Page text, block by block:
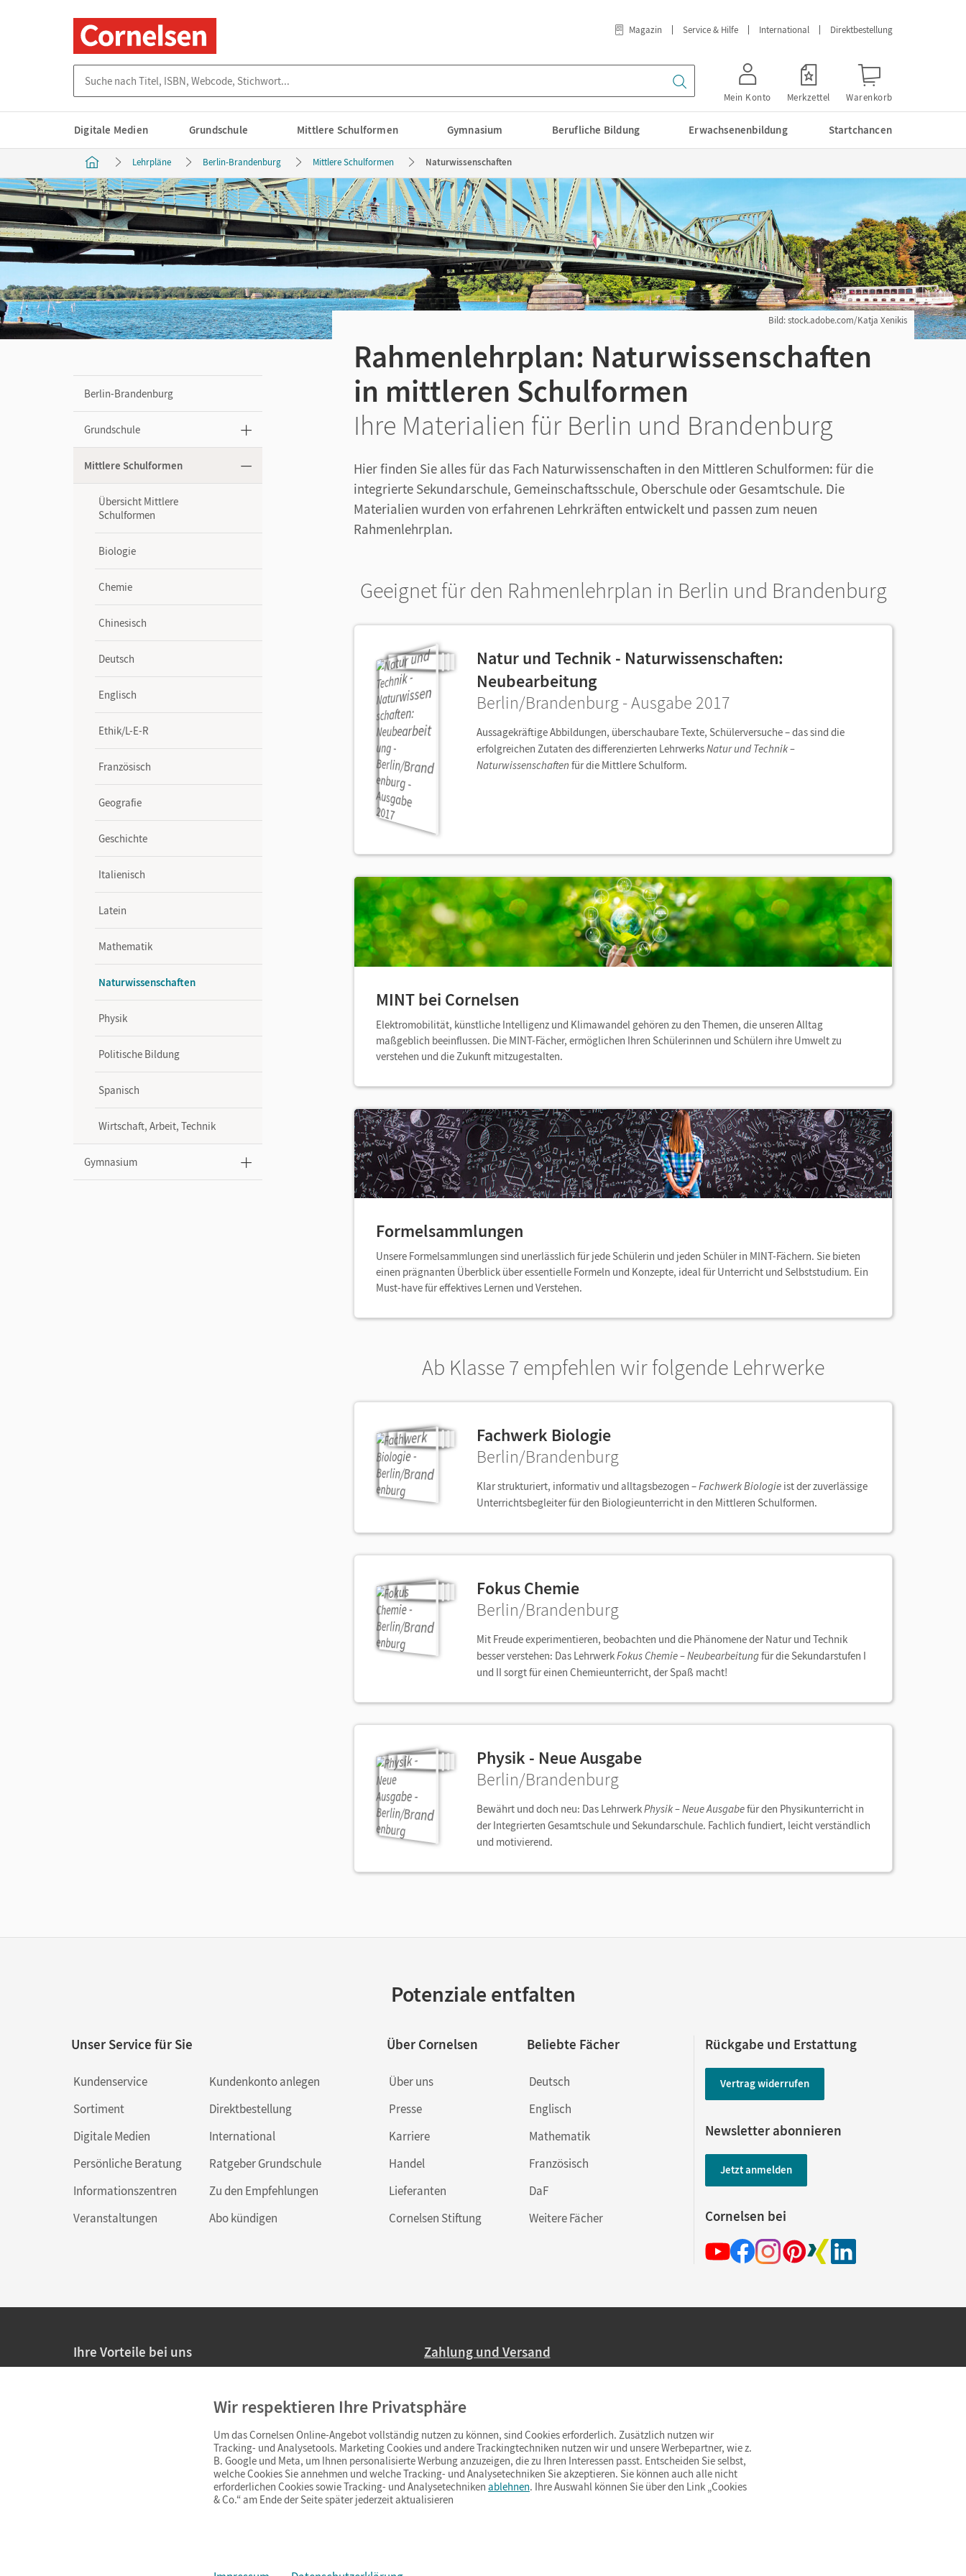
Magazin Service & Hilfe International Direktbestellung
Mein Konto Merkzettel Warenkorb
Digitale Medien Grundschule Mittlere Schulformen Gymnasium Berufliche Bildung Erwachsenenbildung Startchancen
Lehrpläne Berlin-Brandenburg Mittlere Schulformen Naturwissenschaften
Berlin-Brandenburg
Grundschule
Mittlere Schulformen
Übersicht Mittlere
Schulformen
Biologie
Chemie
Chinesisch
Deutsch
Englisch
Ethik/L-E-R
Französisch
Geografie
Geschichte
Italienisch
Latein
Mathematik
Naturwissenschaften
Physik
Politische Bildung
Spanisch
Wirtschaft, Arbeit, Technik
Gymnasium
Bild: stock.adobe.com/Katja Xenikis
Rahmenlehrplan: Naturwissenschaften
in mittleren Schulformen
Ihre Materialien für Berlin und Brandenburg
Hier finden Sie alles für das Fach Naturwissenschaften in den Mittleren Schulformen: für die
integrierte Sekundarschule, Gemeinschaftsschule, Oberschule oder Gesamtschule. Die
Materialien wurden von erfahrenen Lehrkräften entwickelt und passen zum neuen
Rahmenlehrplan.
Geeignet für den Rahmenlehrplan in Berlin und Brandenburg
Natur und Technik - Naturwissenschaften:
Neubearbeitung
Berlin/Brandenburg - Ausgabe 2017
Aussagekräftige Abbildungen, überschaubare Texte, Schülerversuche – das sind die
erfolgreichen Zutaten des differenzierten LehrwerksNatur und Technik –
Naturwissenschaften für die Mittlere Schulform.
MINT bei Cornelsen
Elektromobilität, künstliche Intelligenz und Klimawandel gehören zu den Themen, die unseren Alltag
maßgeblich beeinflussen. Die MINT-Fächer, ermöglichen Ihren Schülerinnen und Schülern ihre Umwelt zu
verstehen und die Zukunft mitzugestalten.
Formelsammlungen
Unsere Formelsammlungen sind unerlässlich für jede Schülerin und jeden Schüler in MINT-Fächern. Sie bieten
einen prägnanten Überblick über essentielle Formeln und Konzepte, ideal für Unterricht und Selbststudium. Ein
Must-have für effektives Lernen und Verstehen.
Ab Klasse 7 empfehlen wir folgende Lehrwerke
Fachwerk Biologie
Berlin/Brandenburg
Klar strukturiert, informativ und alltagsbezogen –Fachwerk Biologie ist der zuverlässige
Unterrichtsbegleiter für den Biologieunterricht in den Mittleren Schulformen.
Fokus Chemie
Berlin/Brandenburg
Mit Freude experimentieren, beobachten und die Phänomene der Natur und Technik
besser verstehen: Das LehrwerkFokus Chemie – Neubearbeitungfür die Sekundarstufen I
und II sorgt für einen Chemieunterricht, der Spaß macht!
Physik - Neue Ausgabe
Berlin/Brandenburg
Bewährt und doch neu: Das LehrwerkPhysik – Neue Ausgabefür den Physikunterricht in
der Integrierten Gesamtschule und Sekundarschule. Fachlich fundiert, leicht verständlich
und motivierend.
Potenziale entfalten
Unser Service für Sie
Kundenservice
Sortiment
Digitale Medien
Persönliche Beratung
Informationszentren
Veranstaltungen
Kundenkonto anlegen
Direktbestellung
International
Ratgeber Grundschule
Zu den Empfehlungen
Abo kündigen
Über Cornelsen
Über uns
Presse
Karriere
Handel
Lieferanten
Cornelsen Stiftung
Beliebte Fächer
Deutsch
Englisch
Mathematik
Französisch
DaF
Weitere Fächer
Rückgabe und Erstattung
Vertrag widerrufen
Newsletter abonnieren
Jetzt anmelden
Cornelsen bei
Ihre Vorteile bei uns
Persönliche Angebote für Lehrkräfte
Sicheres Einkaufen mit SSL-Verschlüsselung
Widerrufsfristvon 4 Wochen
Schnelle und einfache Retourenabwicklung
Zahlung und Versand
Ab 59,– EUR Bestellwert liefern wir versandkostenfrei innerhalb Deutschlands
(Lieferung in 3–6 Tagen).
Wir respektieren Ihre Privatsphäre
Um das Cornelsen Online-Angebot vollständig nutzen zu können, sind Cookies erforderlich. Zusätzlich nutzen wir
Tracking- und Analysetools. Marketing Cookies und andere Trackingtechniken nutzen wir und unsere Werbepartner, wie z.
B. Google und Meta, um Ihnen personalisierte Werbung anzuzeigen, die zu Ihren Interessen passt. Entscheiden Sie selbst,
welche Cookies Sie annehmen und welche Tracking- und Analysetechniken Sie akzeptieren. Sie können auch alle nicht
erforderlichen Cookies sowie Tracking- und Analysetechniken ablehnen. Ihre Auswahl können Sie über den Link „Cookies
& Co.“ am Ende der Seite später jederzeit aktualisieren